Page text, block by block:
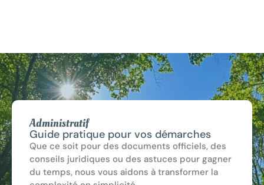
Administratif
Guide pratique pour vos démarches
Que ce soit pour des documents officiels, des
conseils juridiques ou des astuces pour gagner
du temps, nous vous aidons à transformer la